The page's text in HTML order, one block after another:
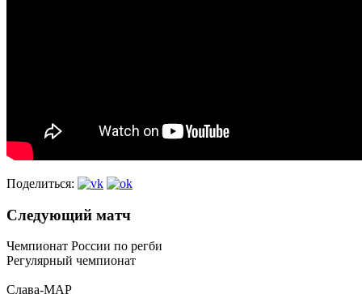
Поделиться:
Следующий матч
Чемпионат России по регби
Регулярный чемпионат
Слава-МАР